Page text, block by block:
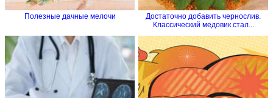
Полезные дачные мелочи
Достаточно добавить чернослив.
Классический медовик стал...